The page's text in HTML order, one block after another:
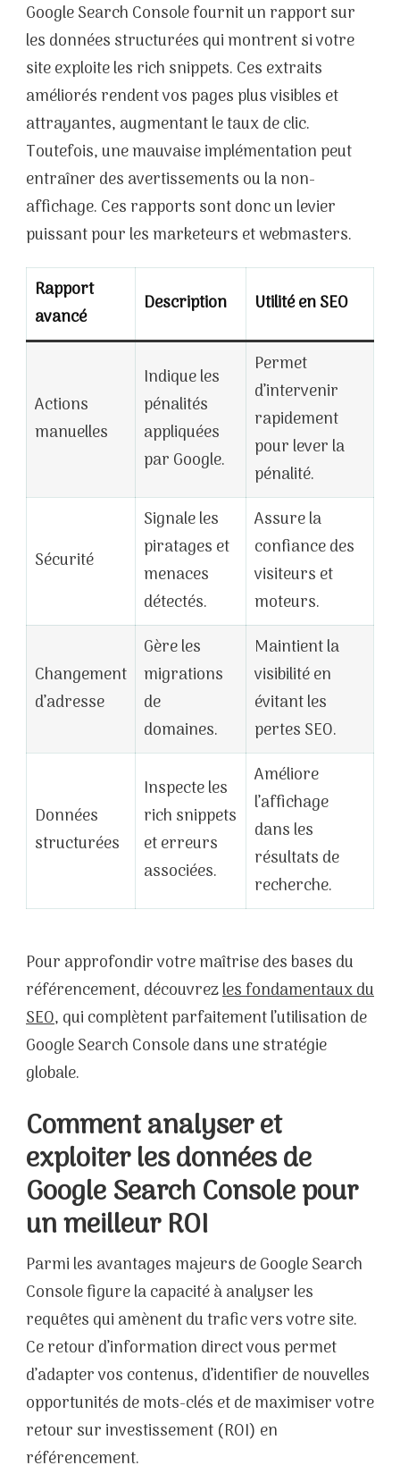
Google Search Console fournit un rapport sur
les données structurées qui montrent si votre
site exploite les rich snippets. Ces extraits
améliorés rendent vos pages plus visibles et
attrayantes, augmentant le taux de clic.
Toutefois, une mauvaise implémentation peut
entraîner des avertissements ou la non-
affichage. Ces rapports sont donc un levier
puissant pour les marketeurs et webmasters.
Rapport
avancé
Description Utilité en SEO
Actions
manuelles
Indique les
pénalités
appliquées
par Google.
Permet
d’intervenir
rapidement
pour lever la
pénalité.
Sécurité
Signale les
piratages et
menaces
détectés.
Assure la
confiance des
visiteurs et
moteurs.
Changement
d’adresse
Gère les
migrations
de
domaines.
Maintient la
visibilité en
évitant les
pertes SEO.
Données
structurées
Inspecte les
rich snippets
et erreurs
associées.
Améliore
l’affichage
dans les
résultats de
recherche.
Pour approfondir votre maîtrise des bases du
référencement, découvrezles fondamentaux du
SEO, qui complètent parfaitement l’utilisation de
Google Search Console dans une stratégie
globale.
Comment analyser et
exploiter les données de
Google Search Console pour
un meilleur ROI
Parmi les avantages majeurs de Google Search
Console figure la capacité à analyser les
requêtes qui amènent du trafic vers votre site.
Ce retour d’information direct vous permet
d’adapter vos contenus, d’identifier de nouvelles
opportunités de mots-clés et de maximiser votre
retour sur investissement (ROI) en
référencement.